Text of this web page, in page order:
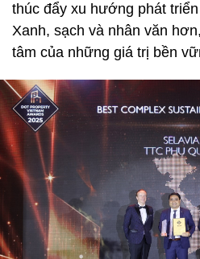
thúc đẩy xu hướng phát
Xanh, sạch và nhân văn
tâm của những giá trị bền